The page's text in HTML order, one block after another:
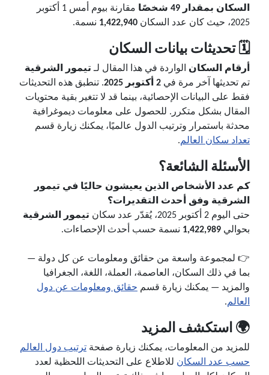
السكان بمقدار 49 شخصًا
مقارنة بيوم أمس 1 أكتوبر
2025، حيث كان عدد السكان
1,422,940 نسمة.
🗓️ تحديثات بيانات السكان
أرقام السكان الواردة في هذا المقال لـ تيمور الشرقية
تم تحديثها آخر مرة في 2 أكتوبر 2025
. تنطبق هذه التحديثات
فقط على البيانات الإحصائية، بينما قد لا تتغير بقية محتويات
المقال بشكل متكرر. للحصول على معلومات ديموغرافية
محدثة باستمرار وترتيب الدول عالميًا، يمكنك زيارة قسم
تعداد سكان العالم.
الأسئلة الشائعة؟
كم عدد الأشخاص الذين يعيشون حاليًا في تيمور
الشرقية وفق أحدث التقديرات؟
حتى اليوم 2 أكتوبر 2025، يُقدّر عدد سكان
تيمور الشرقية
بحوالي 1,422,989 نسمة حسب أحدث الإحصاءات.
👉 لمجموعة واسعة من حقائق ومعلومات عن كل دولة —
بما في ذلك السكان، العاصمة، العملة، اللغة، الجغرافيا
والمزيد — يمكنك زيارة قسم حقائق ومعلومات عن دول
العالم.
🌍 استكشف المزيد
للمزيد من المعلومات، يمكنك زيارة صفحة ترتيب دول العالم
حسب عدد السكان للاطلاع على التحديثات اللحظية لعدد